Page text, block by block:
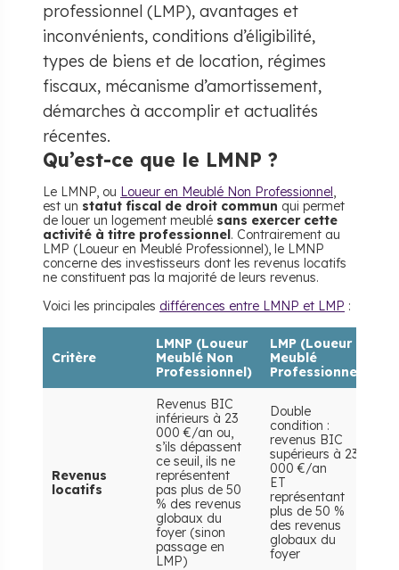
professionnel (LMP), avantages et
inconvénients, conditions d’éligibilité,
types de biens et de location, régimes
fiscaux, mécanisme d’amortissement,
démarches à accomplir et actualités
récentes.
​Qu’est-ce que le LMNP ?
Le LMNP, ou Loueur en Meublé Non Professionnel,
est un statut fiscal de droit commun qui permet
de louer un logement meublé sans exercer cette
activité à titre professionnel. Contrairement au
LMP (Loueur en Meublé Professionnel), le LMNP
concerne des investisseurs dont les revenus locatifs
ne constituent pas la majorité de leurs revenus.
Voici les principales différences entre LMNP et LMP :
Critère
LMNP (Loueur
Meublé Non
Professionnel)
LMP (Loueur
Meublé
Professionnel)
Revenus
locatifs
Revenus BIC
inférieurs à 23
000 €/an ou,
s’ils dépassent
ce seuil, ils ne
représentent
pas plus de 50
% des revenus
globaux du
foyer (sinon
passage en
LMP)
Double
condition :
revenus BIC
supérieurs à 23
000 €/an
ET
représentant
plus de 50 %
des revenus
globaux du
foyer